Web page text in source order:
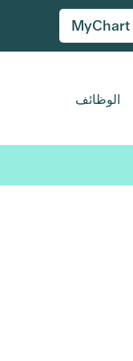
الوظائف